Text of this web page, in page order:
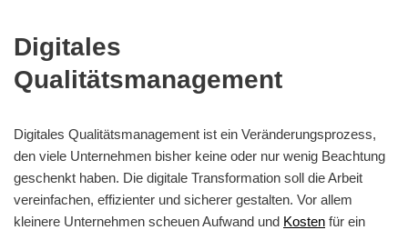
Digitales
Qualitätsmanagement
Digitales Qualitätsmanagement ist ein Veränderungsprozess,
den viele Unternehmen bisher keine oder nur wenig Beachtung
geschenkt haben. Die digitale Transformation soll die Arbeit
vereinfachen, effizienter und sicherer gestalten. Vor allem
kleinere Unternehmen scheuen Aufwand und Kosten für ein